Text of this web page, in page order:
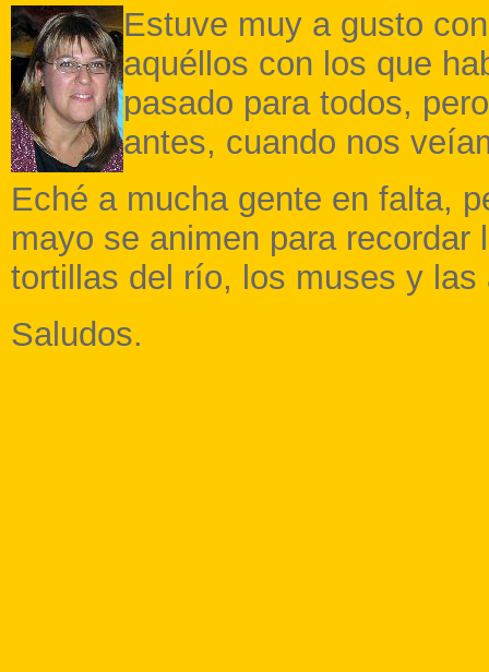
Estuve muy a gusto
aquéllos con los que
pasado para todos,
antes, cuando nos
Eché a mucha gente en falta,
mayo se animen para
tortillas del río, los muses y las
Saludos.